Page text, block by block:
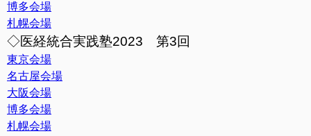
博多会場
札幌会場
◇医経統合実践塾2023 第3回
東京会場
名古屋会場
大阪会場
博多会場
札幌会場